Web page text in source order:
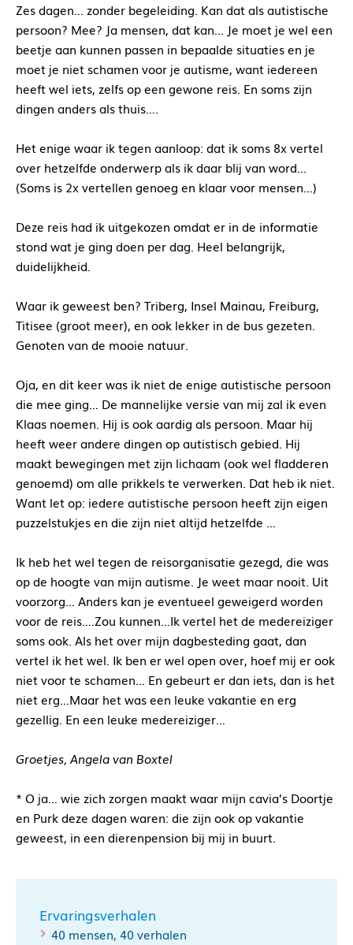
Zes dagen… zonder begeleiding. Kan dat als autistische
persoon? Mee? Ja mensen, dat kan… Je moet je wel een
beetje aan kunnen passen in bepaalde situaties en je
moet je niet schamen voor je autisme, want iedereen
heeft wel iets, zelfs op een gewone reis. En soms zijn
dingen anders als thuis….
Het enige waar ik tegen aanloop: dat ik soms 8x vertel
over hetzelfde onderwerp als ik daar blij van word…
(Soms is 2x vertellen genoeg en klaar voor mensen…)
Deze reis had ik uitgekozen omdat er in de informatie
stond wat je ging doen per dag. Heel belangrijk,
duidelijkheid.
Waar ik geweest ben? Triberg, Insel Mainau, Freiburg,
Titisee (groot meer), en ook lekker in de bus gezeten.
Genoten van de mooie natuur.
Oja, en dit keer was ik niet de enige autistische persoon
die mee ging… De mannelijke versie van mij zal ik even
Klaas noemen. Hij is ook aardig als persoon. Maar hij
heeft weer andere dingen op autistisch gebied. Hij
maakt bewegingen met zijn lichaam (ook wel fladderen
genoemd) om alle prikkels te verwerken. Dat heb ik niet.
Want let op: iedere autistische persoon heeft zijn eigen
puzzelstukjes en die zijn niet altijd hetzelfde …
Ik heb het wel tegen de reisorganisatie gezegd, die was
op de hoogte van mijn autisme. Je weet maar nooit. Uit
voorzorg… Anders kan je eventueel geweigerd worden
voor de reis….Zou kunnen…Ik vertel het de medereiziger
soms ook. Als het over mijn dagbesteding gaat, dan
vertel ik het wel. Ik ben er wel open over, hoef mij er ook
niet voor te schamen… En gebeurt er dan iets, dan is het
niet erg…Maar het was een leuke vakantie en erg
gezellig. En een leuke medereiziger…
Groetjes, Angela van Boxtel
* O ja… wie zich zorgen maakt waar mijn cavia’s Doortje
en Purk deze dagen waren: die zijn ook op vakantie
geweest, in een dierenpension bij mij in buurt.
Ervaringsverhalen
40 mensen, 40 verhalen